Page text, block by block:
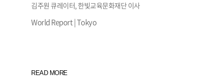
김주원 큐레이터, 한빛교육문화재단 이사
World Report | Tokyo
READ MORE